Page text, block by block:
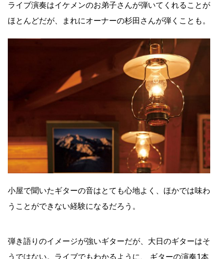
ライブ演奏はイケメンのお弟子さんが弾いてくれることが
ほとんどだが、まれにオーナーの杉田さんが弾くことも。
小屋で聞いたギターの音はとても心地よく、ほかでは味わ
うことができない経験になるだろう。
弾き語りのイメージが強いギターだが、大日のギターはそ
うではない。ライブでもわかるように、 ギターの演奏1本